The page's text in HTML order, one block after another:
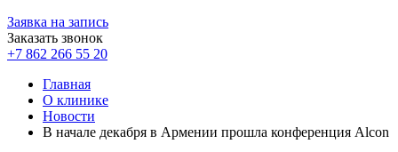
Заявка на запись
Заказать звонок
+7 862 266 55 20
Главная
О клинике
Новости
В начале декабря в Армении прошла конференция Alcon